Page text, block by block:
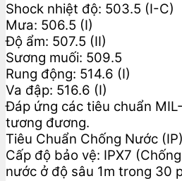
Shock nhiệt độ: 503.5 (I-C)
Mưa: 506.5 (I)
Độ ẩm: 507.5 (II)
Sương muối: 509.5
Rung động: 514.6 (I)
Va đập: 516.6 (I)
Đáp ứng các tiêu chuẩn
tương đương.
Tiêu Chuẩn Chống Nước (IP)
Cấp độ bảo vệ: IPX7
nước ở độ sâu 1m trong 30